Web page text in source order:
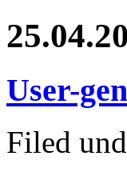
User-
Filed